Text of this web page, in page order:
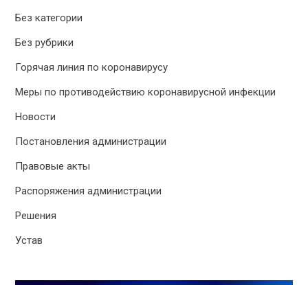
Без категории
Без рубрики
Горячая линия по коронавирусу
Меры по противодействию коронавирусной инфекции
Новости
Постановления администрации
Правовые акты
Распоряжения администрации
Решения
Устав